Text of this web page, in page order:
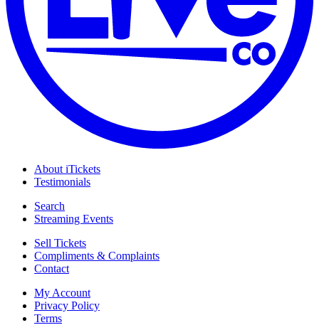
About iTickets
Testimonials
Search
Streaming Events
Sell Tickets
Compliments & Complaints
Contact
My Account
Privacy Policy
Terms